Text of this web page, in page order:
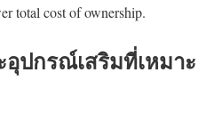
total cost of ownership.
อุปกรณ์เสริมที่เหมาะ